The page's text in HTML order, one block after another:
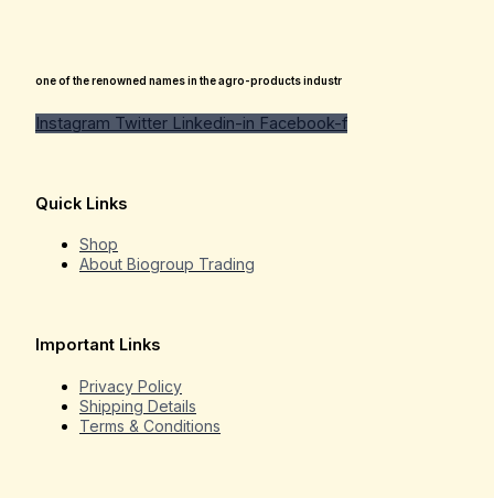
one of the renowned names in the agro-products industr
Instagram Twitter Linkedin-in Facebook-f
Quick Links
Shop
About Biogroup Trading
Important Links
Privacy Policy
Shipping Details
Terms & Conditions